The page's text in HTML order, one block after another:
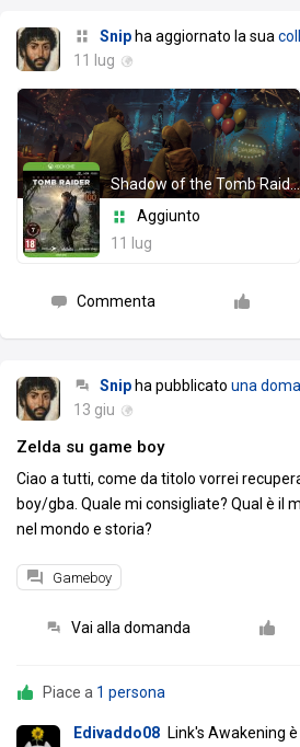
Snip ha aggiornato la sua
11 lug
Shadow of the Tomb Raider: Definitive Edition
Aggiunto
11 lug
Commenta
Snip ha pubblicato una
13 giu
Zelda su game boy
Ciao a tutti, come da titolo vorrei
boy/gba. Quale mi consigliate? Qual è il
nel mondo e storia?
Gameboy
Vai alla domanda
Piace a 1 persona
Edivaddo08 Link's Awakening